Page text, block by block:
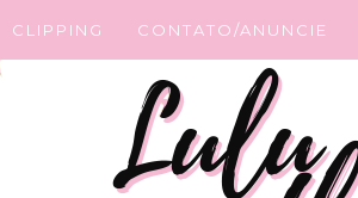
CLIPPING CONTATO/ANUNCIE